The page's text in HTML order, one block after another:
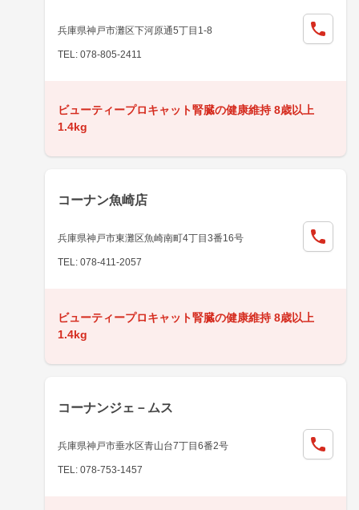
兵庫県神戸市灘区下河原通5丁目1-8
TEL: 078-805-2411
ビューティープロキャット腎臓の健康維持 8歳以上
1.4kg
コーナン魚崎店
兵庫県神戸市東灘区魚崎南町4丁目3番16号
TEL: 078-411-2057
ビューティープロキャット腎臓の健康維持 8歳以上
1.4kg
コーナンジェ－ムス
兵庫県神戸市垂水区青山台7丁目6番2号
TEL: 078-753-1457